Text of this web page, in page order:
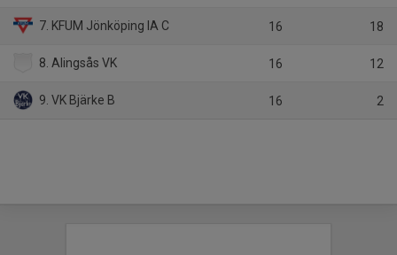
7. KFUM Jönköping IA C 16 18
8. Alingsås VK 16 12
9. VK Bjärke B 16 2